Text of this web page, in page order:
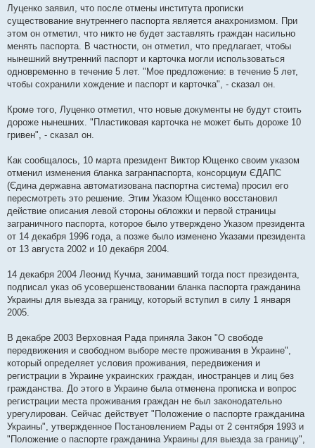
Луценко заявил, что после отмены института прописки
существование внутреннего паспорта является анахронизмом. При
этом он отметил, что никто не будет заставлять граждан насильно
менять паспорта. В частности, он отметил, что предлагает, чтобы
нынешний внутренний паспорт и карточка могли использоваться
одновременно в течение 5 лет. "Мое предложение: в течение 5 лет,
чтобы сохранили хождение и паспорт и карточка", - сказал он.
Кроме того, Луценко отметил, что новые документы не будут стоить
дороже нынешних. "Пластиковая карточка не может быть дороже 10
гривен", - сказал он.
Как сообщалось, 10 марта президент Виктор Ющенко своим указом
отменил изменения бланка загранпаспорта, консорциум ЄДАПС
(Єдина державна автоматизована паспортна система) просил его
пересмотреть это решение. Этим Указом Ющенко восстановил
действие описания левой стороны обложки и первой страницы
заграничного паспорта, которое было утверждено Указом президента
от 14 декабря 1996 года, а позже было изменено Указами президента
от 13 августа 2002 и 10 декабря 2004.
14 декабря 2004 Леонид Кучма, занимавший тогда пост президента,
подписал указ об усовершенствовании бланка паспорта гражданина
Украины для выезда за границу, который вступил в силу 1 января
2005.
В декабре 2003 Верховная Рада приняла Закон "О свободе
передвижения и свободном выборе месте проживания в Украине",
который определяет условия проживания, передвижения и
регистрации в Украине украинских граждан, иностранцев и лиц без
гражданства. До этого в Украине была отменена прописка и вопрос
регистрации места проживания граждан не был законодательно
урегулирован. Сейчас действует "Положение о паспорте гражданина
Украины", утвержденное Постановлением Рады от 2 сентября 1993 и
"Положение о паспорте гражданина Украины для выезда за границу",